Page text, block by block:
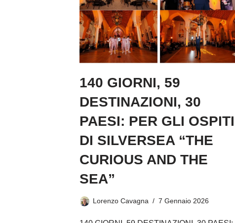
140 GIORNI, 59
DESTINAZIONI, 30
PAESI: PER GLI OSPITI
DI SILVERSEA “THE
CURIOUS AND THE
SEA”
Lorenzo Cavagna 7 Gennaio 2026